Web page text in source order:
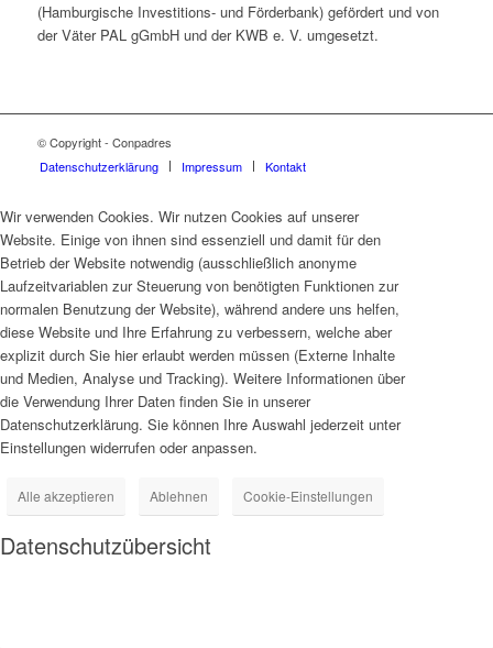
(Hamburgische Investitions- und Förderbank) gefördert und von
der Väter PAL gGmbH und der KWB e. V. umgesetzt.
© Copyright - Conpadres
Datenschutzerklärung
Impressum Kontakt
Wir verwenden Cookies. Wir nutzen Cookies auf unserer
Website. Einige von ihnen sind essenziell und damit für den
Betrieb der Website notwendig (ausschließlich anonyme
Laufzeitvariablen zur Steuerung von benötigten Funktionen zur
normalen Benutzung der Website), während andere uns helfen,
diese Website und Ihre Erfahrung zu verbessern, welche aber
explizit durch Sie hier erlaubt werden müssen (Externe Inhalte
und Medien, Analyse und Tracking). Weitere Informationen über
die Verwendung Ihrer Daten finden Sie in unserer
Datenschutzerklärung. Sie können Ihre Auswahl jederzeit unter
Einstellungen widerrufen oder anpassen.
Alle akzeptieren Ablehnen Cookie-Einstellungen
Datenschutzübersicht